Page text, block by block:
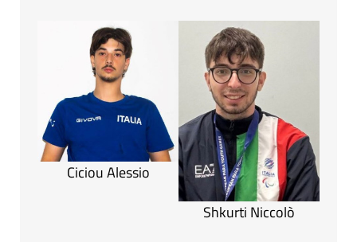
Ciciou Alessio
Shkurti Niccolò